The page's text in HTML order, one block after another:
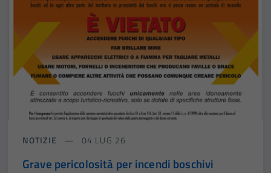
NOTIZIE 04 LUG 26
Grave pericolosità per incendi boschivi